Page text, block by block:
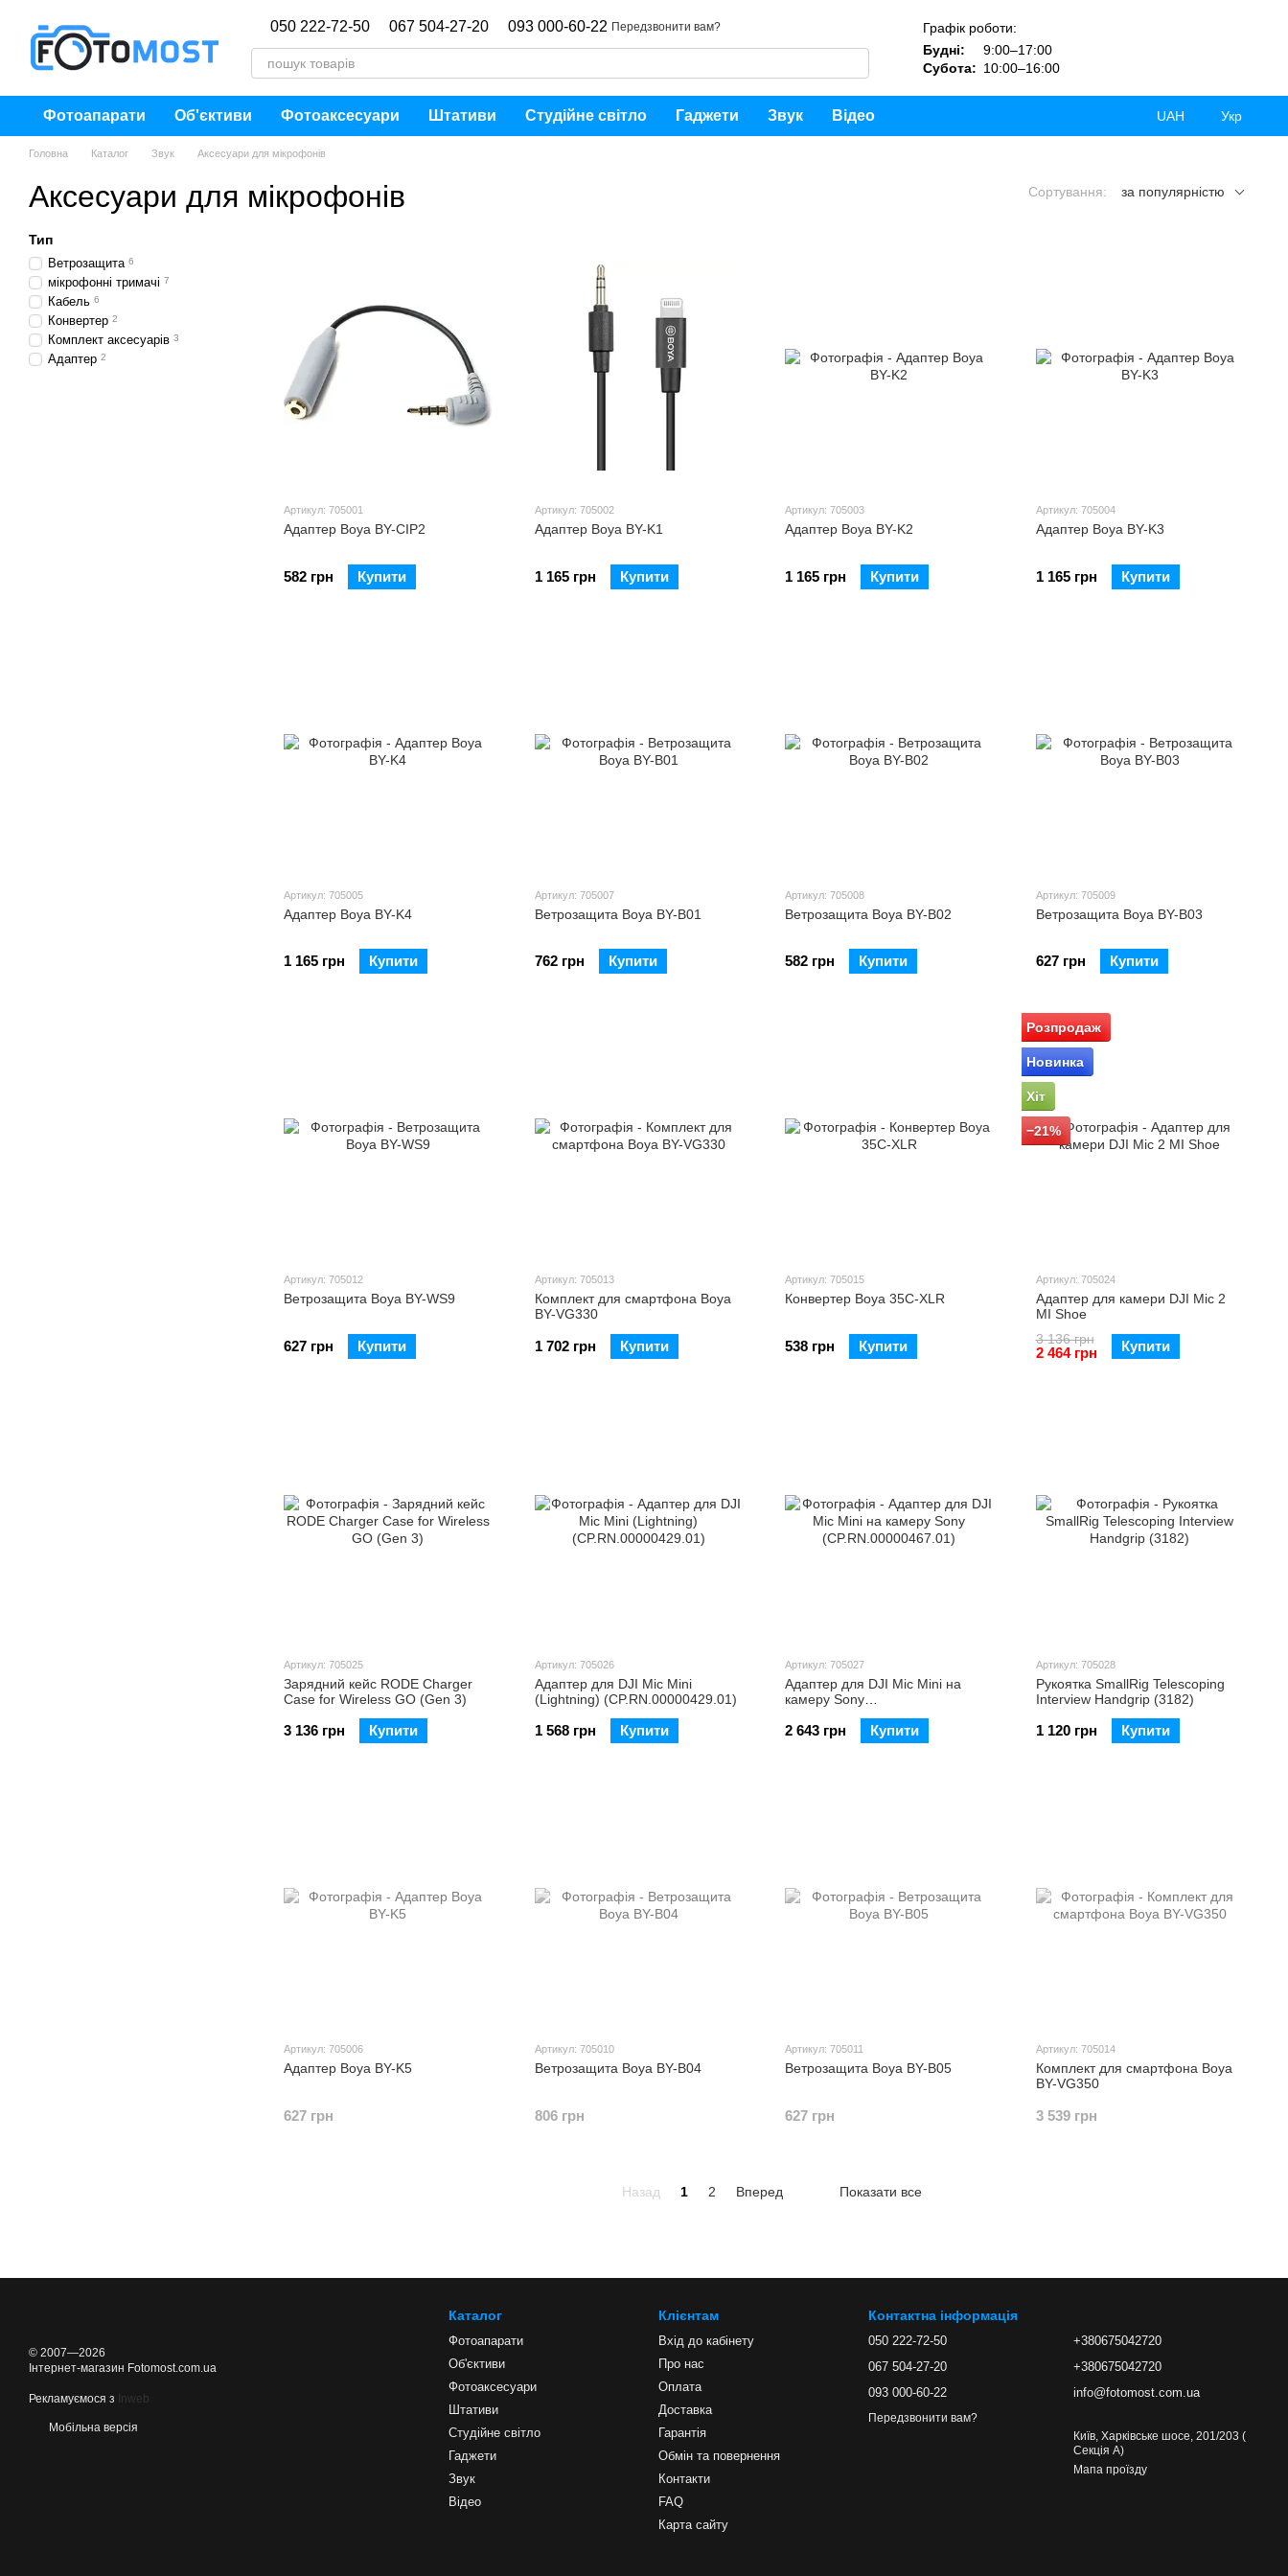
050 222-72-50 067 504-27-20 093 000-60-22 Передзвонити вам?
Графік роботи:
Будні:
9:00–17:00
Субота: 10:00–16:00
Фотоапарати Об'єктиви Фотоаксесуари Штативи Студійне світло Гаджети Звук Відео UAH Укр
Головна Каталог Звук Аксесуари для мікрофонів
Аксесуари для мікрофонів Сортування: за популярністю
Артикул: 705001
Адаптер Boya BY-CIP2
582 грн Купити
Артикул: 705002
Адаптер Boya BY-K1
1 165 грн Купити
Артикул: 705003
Адаптер Boya BY-K2
1 165 грн Купити
Артикул: 705004
Адаптер Boya BY-K3
1 165 грн Купити
Артикул: 705005
Адаптер Boya BY-K4
1 165 грн Купити
Артикул: 705007
Ветрозащита Boya BY-B01
762 грн Купити
Артикул: 705008
Ветрозащита Boya BY-B02
582 грн Купити
Артикул: 705009
Ветрозащита Boya BY-B03
627 грн Купити
Артикул: 705012
Ветрозащита Boya BY-WS9
627 грн Купити
Артикул: 705013
Комплект для смартфона Boya
BY-VG330
1 702 грн Купити
Артикул: 705015
Конвертер Boya 35C-XLR
538 грн Купити
Розпродаж
Новинка
Хіт
−21%
Артикул: 705024
Адаптер для камери DJI Mic 2
MI Shoe
3 136 грн
2 464 грн Купити
Артикул: 705025
Зарядний кейс RODE Charger
Case for Wireless GO (Gen 3)
3 136 грн Купити
Артикул: 705026
Адаптер для DJI Mic Mini
(Lightning) (CP.RN.00000429.01)
1 568 грн Купити
Артикул: 705027
Адаптер для DJI Mic Mini на
камеру Sony
2 643 грн Купити
Артикул: 705028
Рукоятка SmallRig Telescoping
Interview Handgrip (3182)
1 120 грн Купити
Артикул: 705006
Адаптер Boya BY-K5
627 грн
Артикул: 705010
Ветрозащита Boya BY-B04
806 грн
Артикул: 705011
Ветрозащита Boya BY-B05
627 грн
Артикул: 705014
Комплект для смартфона Boya
BY-VG350
3 539 грн
Назад 1 2 Вперед Показати все
Тип
Ветрозащита 6
мікрофонні тримачі 7
Кабель 6
Конвертер 2
Комплект аксесуарів 3
Адаптер 2
© 2007—2026
Інтернет-магазин Fotomost.com.ua
Рекламуємося з Inweb
Мобільна версія
Каталог
Фотоапарати
Об'єктиви
Фотоаксесуари
Штативи
Студійне світло
Гаджети
Звук
Відео
Клієнтам
Вхід до кабінету
Про нас
Оплата
Доставка
Гарантія
Обмін та повернення
Контакти
FAQ
Карта сайту
Контактна інформація
050 222-72-50
067 504-27-20
093 000-60-22
Передзвонити вам?
+380675042720
+380675042720
info@fotomost.com.ua
Київ, Харківське шосе, 201/203 (
Секція А)
Мапа проїзду